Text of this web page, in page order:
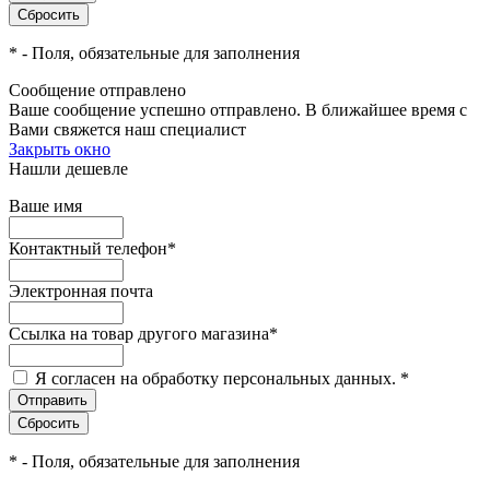
* - Поля, обязательные для заполнения
Сообщение отправлено
Ваше сообщение успешно отправлено. В ближайшее время с
Вами свяжется наш специалист
Закрыть окно
Нашли дешевле
Ваше имя
Контактный телефон*
Электронная почта
Ссылка на товар другого магазина*
Я согласен на обработку персональных данных. *
* - Поля, обязательные для заполнения